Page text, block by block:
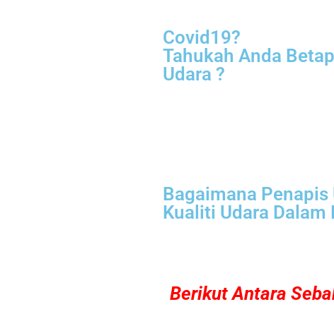
Covid19?
Tahukah Anda
Udara ?
Bagaimana
Kualiti Udara Dalam
Berikut Antara